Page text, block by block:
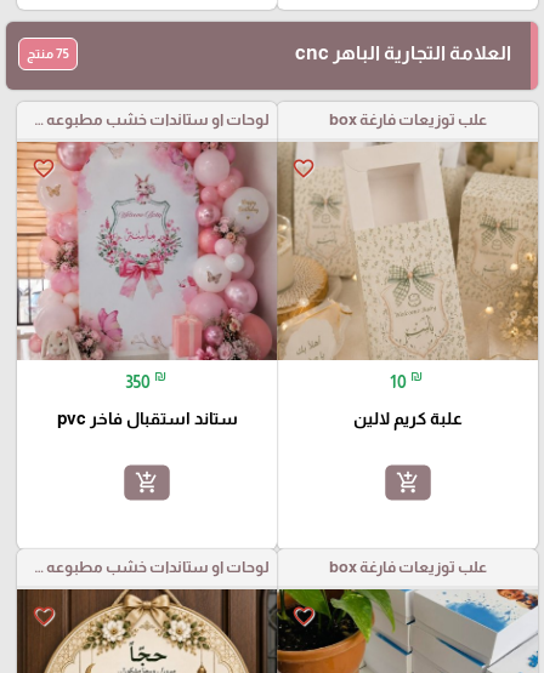
العلامة التجارية الباهر cnc 75 منتج
علب توزيعات فارغة box
favorite_border
10 ₪
علبة كريم لالين
add_shopping_cart
لوحات او ستاندات خشب مطبوعه مع قص خارجي
favorite_border
350 ₪
ستاند استقبال فاخر pvc
add_shopping_cart
علب توزيعات فارغة box
favorite_border
لوحات او ستاندات خشب مطبوعه مع قص خارجي
favorite_border